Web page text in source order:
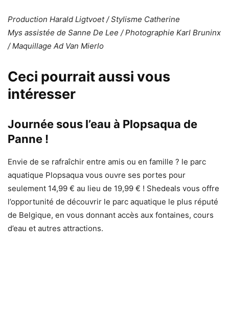
Production Harald Ligtvoet / Stylisme Catherine
Mys assistée de Sanne De Lee / Photographie Karl Bruninx
/ Maquillage Ad Van Mierlo
Ceci pourrait aussi vous
intéresser
Journée sous l’eau à Plopsaqua de
Panne !
Envie de se rafraîchir entre amis ou en famille ? le parc
aquatique Plopsaqua vous ouvre ses portes pour
seulement 14,99 € au lieu de 19,99 € ! Shedeals vous offre
l’opportunité de découvrir le parc aquatique le plus réputé
de Belgique, en vous donnant accès aux fontaines, cours
d’eau et autres attractions.